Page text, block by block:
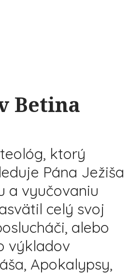
Betina
ktorý
Pána Ježiša
a vyučovaniu
celý svoj
alebo
výkladov
Apokalypsy,